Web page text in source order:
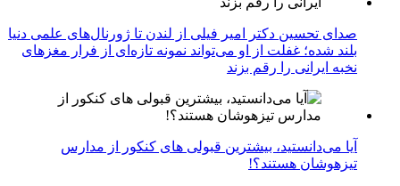
صدای تحسین دکتر امیر فیلی از لندن تا ژورنال‌های علمی دنیا
بلند شده؛ غفلت از او می‌تواند نمونه تازه‌ای از فرار مغزهای
نخبه ایرانی را رقم بزند
آیا می‌دانستید، بیشترین قبولی های کنکور از مدارس
تیزهوشان هستند؟!